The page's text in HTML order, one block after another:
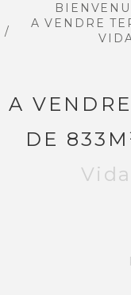
A VENDRE
A
DE